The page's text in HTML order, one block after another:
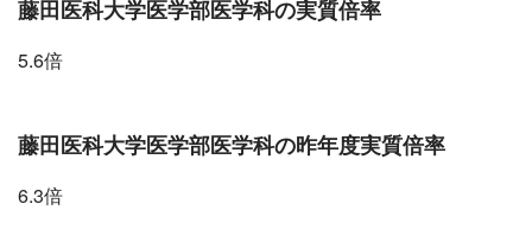
藤田医科大学医学部医学科の実質倍率
5.6倍
藤田医科大学医学部医学科の昨年度実質倍率
6.3倍